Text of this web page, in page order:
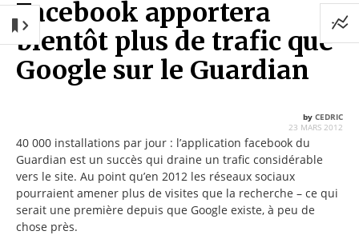
Facebook apportera
bientôt plus de trafic que
Google sur le Guardian
by CEDRIC
23 MARS 2012
40 000 installations par jour : l’application facebook du
Guardian est un succès qui draine un trafic considérable
vers le site. Au point qu’en 2012 les réseaux sociaux
pourraient amener plus de visites que la recherche – ce qui
serait une première depuis que Google existe, à peu de
chose près.